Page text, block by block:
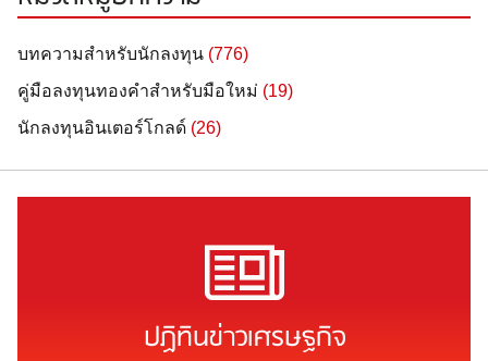
บทความสำหรับนักลงทุน (776)
คู่มือลงทุนทองคำสำหรับมือใหม่ (19)
นักลงทุนอินเตอร์โกลด์ (26)
ปฏิทินข่าวเศรษฐกิจ